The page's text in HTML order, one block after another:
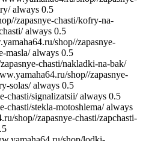
always 0.5
zapasnye-chasti/kofry-na-
always 0.5
shop//zapasnye-
masla/ always 0.5
chasti/nakladki-na-bak/
shop//zapasnye-
solas/ always 0.5
chasti/signalizatsii/ always 0.5
chasti/stekla-motoshlema/ always
shop//zapasnye-chasti/zapchasti-